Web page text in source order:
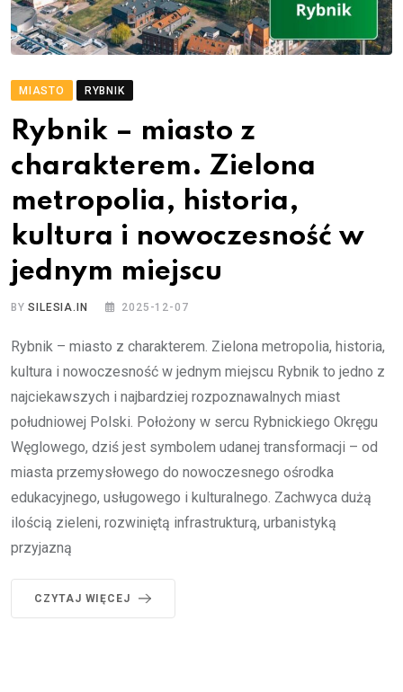
MIASTO RYBNIK
Rybnik – miasto z
charakterem. Zielona
metropolia, historia,
kultura i nowoczesność w
jednym miejscu
BYSILESIA.IN 2025-12-07
Rybnik – miasto z charakterem. Zielona metropolia, historia,
kultura i nowoczesność w jednym miejscu Rybnik to jedno z
najciekawszych i najbardziej rozpoznawalnych miast
południowej Polski. Położony w sercu Rybnickiego Okręgu
Węglowego, dziś jest symbolem udanej transformacji – od
miasta przemysłowego do nowoczesnego ośrodka
edukacyjnego, usługowego i kulturalnego. Zachwyca dużą
ilością zieleni, rozwiniętą infrastrukturą, urbanistyką
przyjazną
CZYTAJ WIĘCEJ